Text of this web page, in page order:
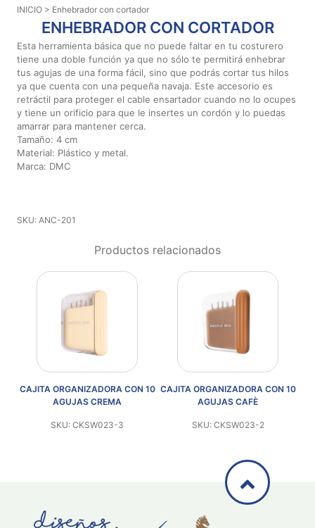
Aviso De
Privacidad
2026
Diseños
Para
Bordar
INICIO > Enhebrador con cortador
ENHEBRADOR CON CORTADOR
Esta herramienta básica que no puede faltar en tu costurero
tiene una doble función ya que no sólo te permitirá enhebrar
tus agujas de una forma fácil, sino que podrás cortar tus hilos
ya que cuenta con una pequeña navaja. Este accesorio es
retráctil para proteger el cable ensartador cuando no lo ocupes
y tiene un orificio para que le insertes un cordón y lo puedas
amarrar para mantener cerca.
Tamaño: 4 cm
Material: Plástico y metal.
Marca: DMC
SKU: ANC-201
Productos relacionados
CAJITA ORGANIZADORA CON 10
AGUJAS CREMA
SKU: CKSW023-3
CAJITA ORGANIZADORA CON 10
AGUJAS CAFÈ
SKU: CKSW023-2